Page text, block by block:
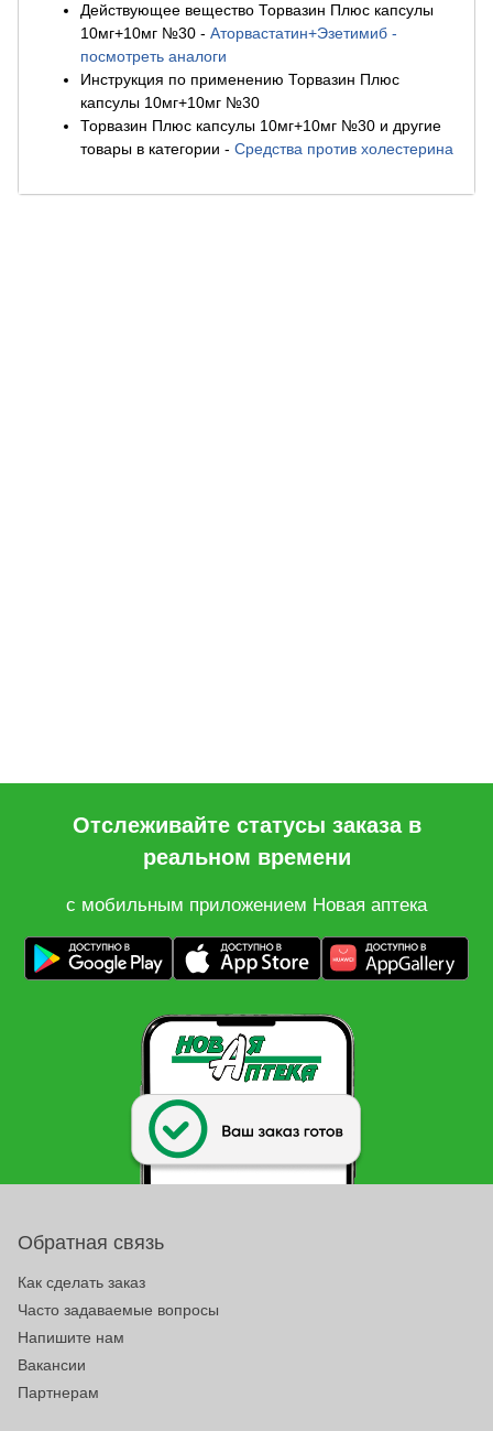
Действующее вещество Торвазин Плюс капсулы
10мг+10мг №30 - Аторвастатин+Эзетимиб -
посмотреть аналоги
Инструкция по применению Торвазин Плюс
капсулы 10мг+10мг №30
Торвазин Плюс капсулы 10мг+10мг №30 и другие
товары в категории - Средства против холестерина
Отслеживайте статусы заказа в
реальном времени
с мобильным приложением Новая аптека
Обратная связь
Как сделать заказ
Часто задаваемые вопросы
Напишите нам
Вакансии
Партнерам